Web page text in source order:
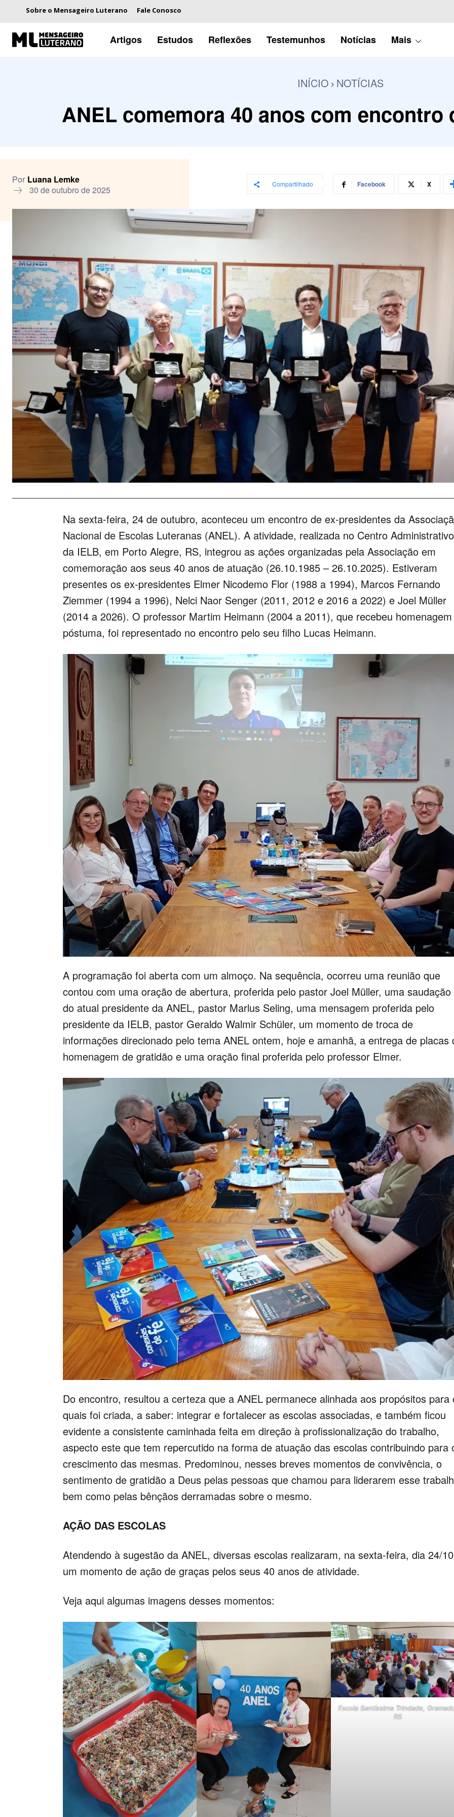
Sobre o Mensageiro Luterano Fale Conosco
Artigos Estudos Reflexões Testemunhos Notícias Mais
INÍCIO NOTÍCIAS
ANEL comemora 40 anos com encontro
Por Luana Lemke
30 de outubro de 2025
Compartilhado Facebook X
Na sexta-feira, 24 de outubro, aconteceu um encontro de ex-presidentes da
Nacional de Escolas Luteranas (ANEL). A atividade, realizada no Centro Administrativo
da IELB, em Porto Alegre, RS, integrou as ações organizadas pela Associação em
comemoração aos seus 40 anos de atuação (26.10.1985 – 26.10.2025). Estiveram
presentes os ex-presidentes Elmer Nicodemo Flor (1988 a 1994), Marcos Fernando
Ziemmer (1994 a 1996), Nelci Naor Senger (2011, 2012 e 2016 a 2022) e Joel Müller
(2014 a 2026). O professor Martim Heimann (2004 a 2011), que recebeu homenagem
póstuma, foi representado no encontro pelo seu filho Lucas Heimann.
A programação foi aberta com um almoço. Na sequência, ocorreu uma reunião que
contou com uma oração de abertura, proferida pelo pastor Joel Müller, uma saudação
do atual presidente da ANEL, pastor Marlus Seling, uma mensagem proferida pelo
presidente da IELB, pastor Geraldo Walmir Schüler, um momento de troca de
informações direcionado pelo tema ANEL ontem, hoje e amanhã, a entrega de placas
homenagem de gratidão e uma oração final proferida pelo professor Elmer.
Do encontro, resultou a certeza que a ANEL permanece alinhada aos propósitos para
quais foi criada, a saber: integrar e fortalecer as escolas associadas, e também ficou
evidente a consistente caminhada feita em direção à profissionalização do trabalho,
aspecto este que tem repercutido na forma de atuação das escolas contribuindo para
crescimento das mesmas. Predominou, nesses breves momentos de convivência, o
sentimento de gratidão a Deus pelas pessoas que chamou para liderarem esse
bem como pelas bênçãos derramadas sobre o mesmo.
AÇÃO DAS ESCOLAS
Atendendo à sugestão da ANEL, diversas escolas realizaram, na sexta-feira, dia 24/
um momento de ação de graças pelos seus 40 anos de atividade.
Veja aqui algumas imagens desses momentos:
Escola Santíssima Trindade,
RS